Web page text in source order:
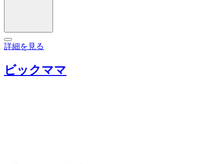
詳細を見る
ビックママ